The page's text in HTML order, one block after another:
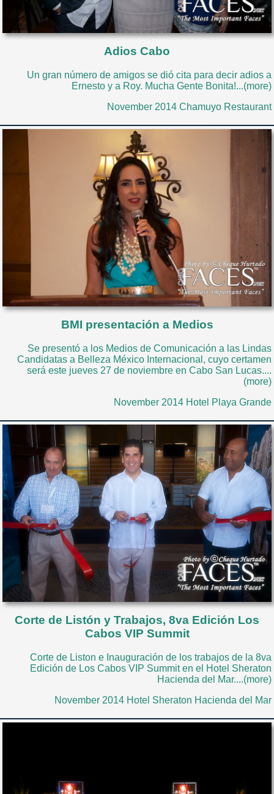
Adios Cabo
Un gran número de amigos se dió cita para decir adios a
Ernesto y a Roy. Mucha Gente Bonita!...(more)
November 2014 Chamuyo Restaurant
BMI presentación a Medios
Se presentó a los Medios de Comunicación a las Lindas
Candidatas a Belleza México Internacional, cuyo certamen
será este jueves 27 de noviembre en Cabo San Lucas....
(more)
November 2014 Hotel Playa Grande
Corte de Listón y Trabajos, 8va Edición Los
Cabos VIP Summit
Corte de Liston e Inauguración de los trabajos de la 8va
Edición de Los Cabos VIP Summit en el Hotel Sheraton
Hacienda del Mar....(more)
November 2014 Hotel Sheraton Hacienda del Mar